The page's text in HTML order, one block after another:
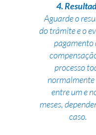
4.
Aguarde o
do trâmite e o
pagamento
processo
normalmente
entre um e
meses,
caso.